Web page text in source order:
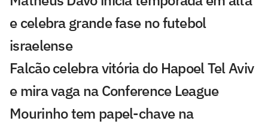
e celebra grande fase no futebol
israelense
Falcão celebra vitória do Hapoel Tel Aviv
e mira vaga na Conference League
Mourinho tem papel-chave na